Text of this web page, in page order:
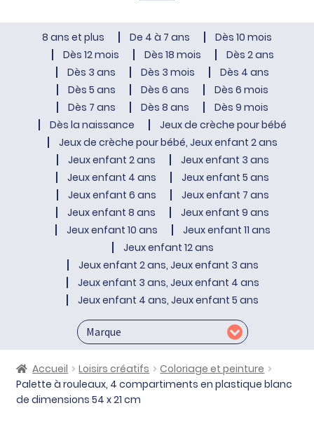
8 ans et plus De 4 à 7 ans
Dès 10 mois
Dès 12 mois
Dès 18 mois
Dès 2 ans
Dès 3 ans
Dès 3 mois
Dès 4 ans
Dès 5 ans
Dès 6 ans
Dès 6 mois
Dès 7 ans
Dès 8 ans
Dès 9 mois
Dès la naissance
Jeux de crèche pour bébé
Jeux de crèche pour bébé, Jeux enfant 2 ans
Jeux enfant 2 ans
Jeux enfant 3 ans
Jeux enfant 4 ans
Jeux enfant 5 ans
Jeux enfant 6 ans
Jeux enfant 7 ans
Jeux enfant 8 ans
Jeux enfant 9 ans
Jeux enfant 10 ans
Jeux enfant 11 ans
Jeux enfant 12 ans
Jeux enfant 2 ans, Jeux enfant 3 ans
Jeux enfant 3 ans, Jeux enfant 4 ans
Jeux enfant 4 ans, Jeux enfant 5 ans
Accueil Loisirs créatifs
Coloriage et peinture
Palette à rouleaux, 4 compartiments en plastique blanc
de dimensions 54 x 21 cm